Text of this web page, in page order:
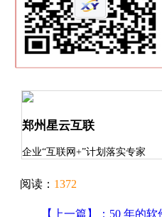
郑州星云互联
企业“互联网+”计划落实专家
阅读： 1372
【上一篇】：50 年的